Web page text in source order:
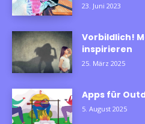
23. Juni 2023
Vorbildlich!
inspirieren
25. März 2025
Apps für
5. August 2025